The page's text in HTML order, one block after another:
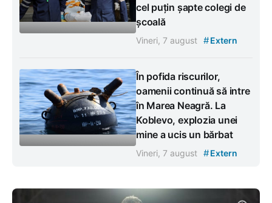
cel puțin șapte colegi de
școală
Vineri, 7 august #Extern
În pofida riscurilor,
oamenii continuă să intre
în Marea Neagră. La
Koblevo, explozia unei
mine a ucis un bărbat
Vineri, 7 august #Extern